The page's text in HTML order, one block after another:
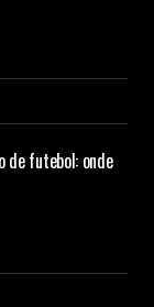
de futebol: onde